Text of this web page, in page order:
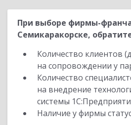
При выборе фирмы-
Семикаракорске,
Количество клиентов
на сопровождении у
Количество
на внедрение
системы
Наличие у фирмы